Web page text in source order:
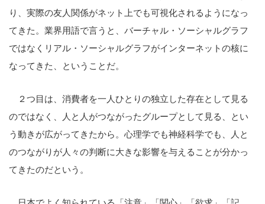
り、実際の友人関係がネット上でも可視化されるようになっ
てきた。業界用語で言うと、バーチャル・ソーシャルグラフ
ではなくリアル・ソーシャルグラフがインターネットの核に
なってきた、ということだ。
２つ目は、消費者を一人ひとりの独立した存在として見る
のではなく、人と人がつながったグループとして見る、とい
う動きが広がってきたから。心理学でも神経科学でも、人と
のつながりが人々の判断に大きな影響を与えることが分かっ
てきたのだという。